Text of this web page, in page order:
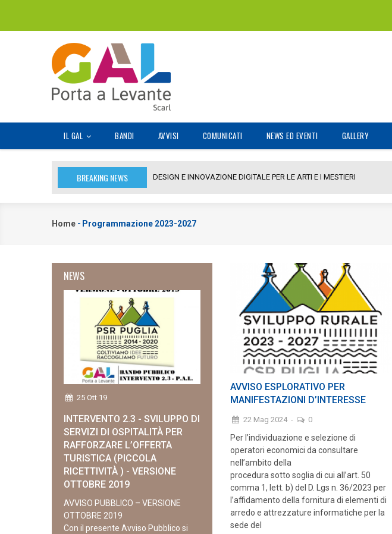
contenuto
MAIN
NAVIGATION
IL GAL BANDI AVVISI COMUNICATI NEWS ED EVENTI GALLERY
BREAKING NEWS DESIGN E INNOVAZIONE DIGITALE PER LE ARTI E I MESTIERI
Briciole
pane
Home - Programmazione 2023-2027
AVVISO ESPLORATIVO PER
MANIFESTAZIONI D’INTERESSE
22 Mag 2024 - 0
Per l’individuazione e selezione di
operatori economici da consultare
nell’ambito della
procedura sotto soglia di cui all’art. 50
comma 1, lett. b) del D. Lgs n. 36/2023 per
l’affidamento della fornitura di elementi di
arredo e attrezzature informatiche per la
sede del
NEWS
25 Ott 19
INTERVENTO 2.3 - SVILUPPO DI
SERVIZI DI OSPITALITÀ PER
RAFFORZARE L’OFFERTA
TURISTICA (PICCOLA
RICETTIVITÀ ) - VERSIONE
OTTOBRE 2019
AVVISO PUBBLICO – VERSIONE
OTTOBRE 2019
Con il presente Avviso Pubblico si